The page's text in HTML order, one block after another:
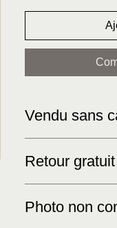
Vendu sans
classique avec un
Retour
Photo non